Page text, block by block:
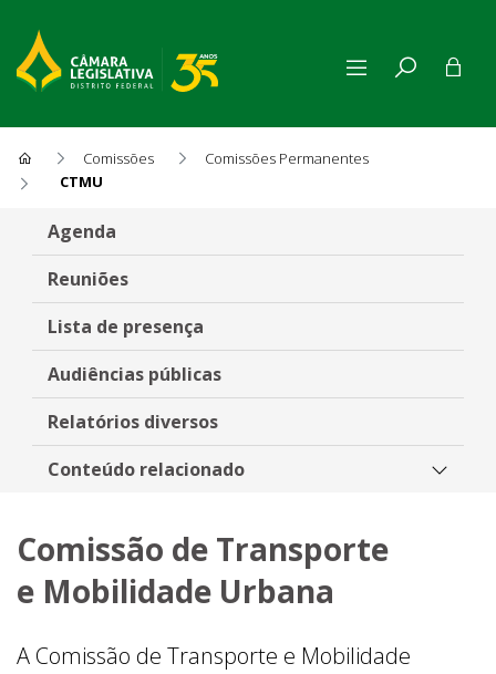
Comissões
Comissões Permanentes
CTMU
Comissão de Transporte e
Agenda
Reuniões
Lista de presença
Audiências públicas
Relatórios diversos
Conteúdo relacionado
Comissão de Transporte
e Mobilidade Urbana
A Comissão de Transporte e Mobilidade